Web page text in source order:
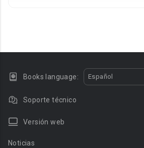
Books language: Español
Soporte técnico
Versión web
Noticias